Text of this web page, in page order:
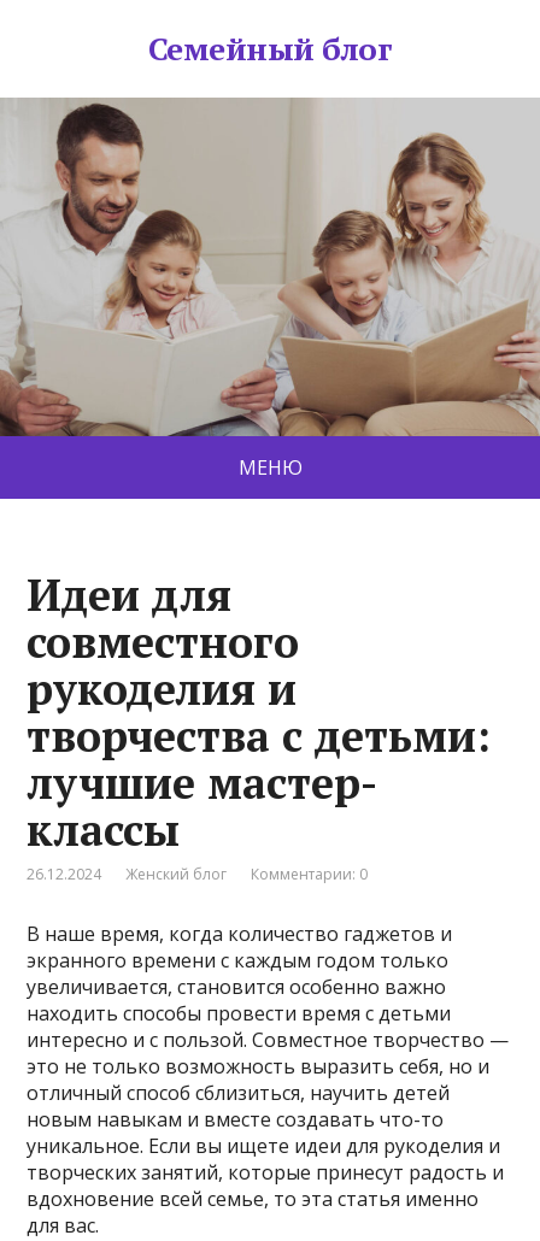
Семейный блог
МЕНЮ
Идеи для
совместного
рукоделия и
творчества с детьми:
лучшие мастер-
классы
26.12.2024 Женский блог Комментарии: 0
В наше время, когда количество гаджетов и
экранного времени с каждым годом только
увеличивается, становится особенно важно
находить способы провести время с детьми
интересно и с пользой. Совместное творчество —
это не только возможность выразить себя, но и
отличный способ сблизиться, научить детей
новым навыкам и вместе создавать что-то
уникальное. Если вы ищете идеи для рукоделия и
творческих занятий, которые принесут радость и
вдохновение всей семье, то эта статья именно
для вас.